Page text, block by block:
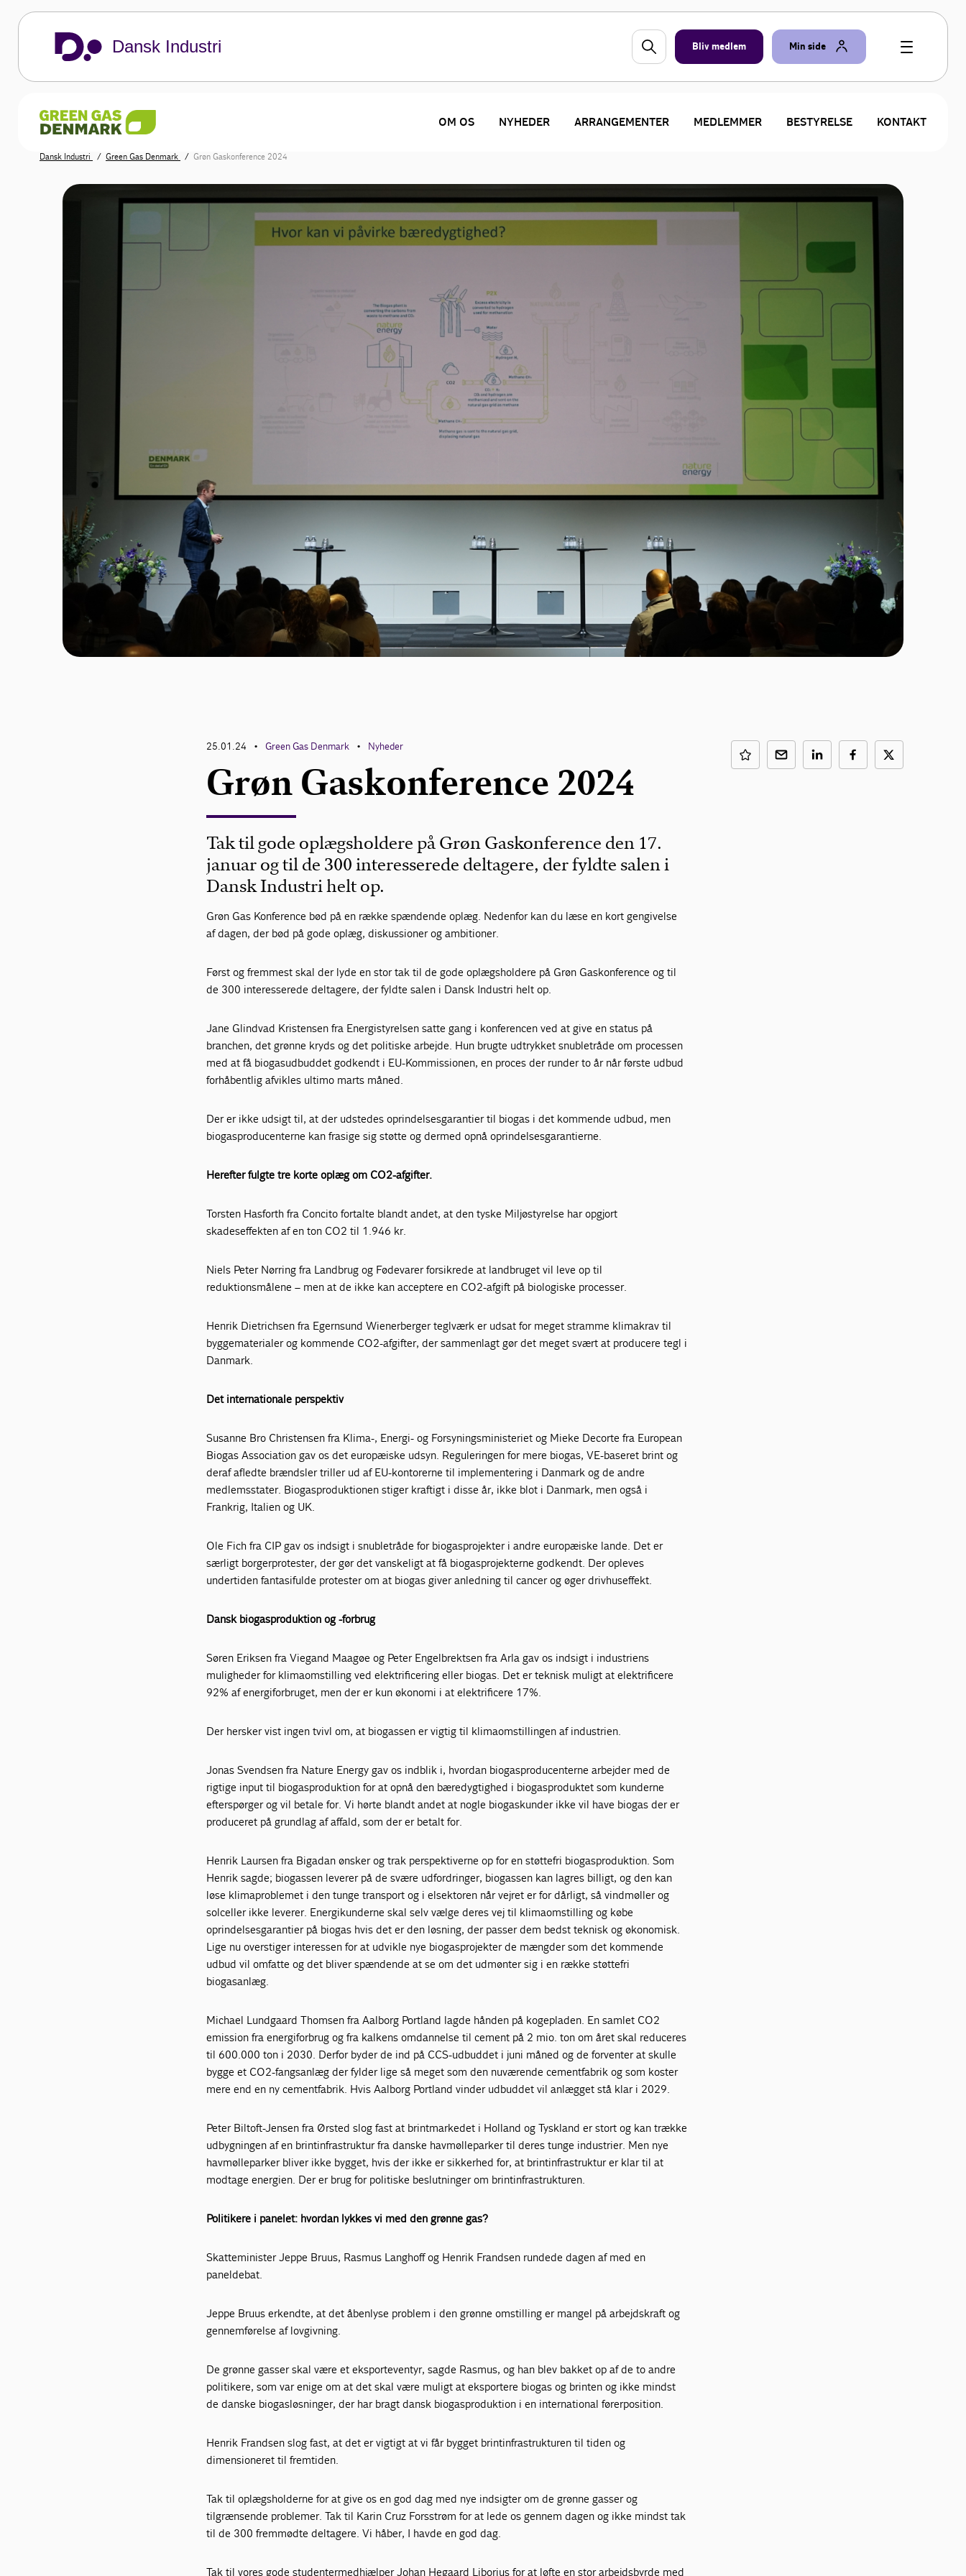
Dansk Industri Bliv medlem Min side
OM OS NYHEDER ARRANGEMENTER MEDLEMMER BESTYRELSE KONTAKT
Dansk Industri Green Gas Denmark Grøn Gaskonference 2024
25.01.24 • Green Gas Denmark • Nyheder
Grøn Gaskonference 2024
Tak til gode oplægsholdere på Grøn Gaskonference den 17.
januar og til de 300 interesserede deltagere, der fyldte salen i
Dansk Industri helt op.
Grøn Gas Konference bød på en række spændende oplæg. Nedenfor kan du læse en kort gengivelse
af dagen, der bød på gode oplæg, diskussioner og ambitioner.
Først og fremmest skal der lyde en stor tak til de gode oplægsholdere på Grøn Gaskonference og til
de 300 interesserede deltagere, der fyldte salen i Dansk Industri helt op.
Jane Glindvad Kristensen fra Energistyrelsen satte gang i konferencen ved at give en status på
branchen, det grønne kryds og det politiske arbejde. Hun brugte udtrykket snubletråde om processen
med at få biogasudbuddet godkendt i EU-Kommissionen, en proces der runder to år når første udbud
forhåbentlig afvikles ultimo marts måned.
Der er ikke udsigt til, at der udstedes oprindelsesgarantier til biogas i det kommende udbud, men
biogasproducenterne kan frasige sig støtte og dermed opnå oprindelsesgarantierne.
Herefter fulgte tre korte oplæg om CO2-afgifter.
Torsten Hasforth fra Concito fortalte blandt andet, at den tyske Miljøstyrelse har opgjort
skadeseffekten af en ton CO2 til 1.946 kr.
Niels Peter Nørring fra Landbrug og Fødevarer forsikrede at landbruget vil leve op til
reduktionsmålene – men at de ikke kan acceptere en CO2-afgift på biologiske processer.
Henrik Dietrichsen fra Egernsund Wienerberger teglværk er udsat for meget stramme klimakrav til
byggematerialer og kommende CO2-afgifter, der sammenlagt gør det meget svært at producere tegl i
Danmark.
Det internationale perspektiv
Susanne Bro Christensen fra Klima-, Energi- og Forsyningsministeriet og Mieke Decorte fra European
Biogas Association gav os det europæiske udsyn. Reguleringen for mere biogas, VE-baseret brint og
deraf afledte brændsler triller ud af EU-kontorerne til implementering i Danmark og de andre
medlemsstater. Biogasproduktionen stiger kraftigt i disse år, ikke blot i Danmark, men også i
Frankrig, Italien og UK.
Ole Fich fra CIP gav os indsigt i snubletråde for biogasprojekter i andre europæiske lande. Det er
særligt borgerprotester, der gør det vanskeligt at få biogasprojekterne godkendt. Der opleves
undertiden fantasifulde protester om at biogas giver anledning til cancer og øger drivhuseffekt.
Dansk biogasproduktion og -forbrug
Søren Eriksen fra Viegand Maagøe og Peter Engelbrektsen fra Arla gav os indsigt i industriens
muligheder for klimaomstilling ved elektrificering eller biogas. Det er teknisk muligt at elektrificere
92% af energiforbruget, men der er kun økonomi i at elektrificere 17%.
Der hersker vist ingen tvivl om, at biogassen er vigtig til klimaomstillingen af industrien.
Jonas Svendsen fra Nature Energy gav os indblik i, hvordan biogasproducenterne arbejder med de
rigtige input til biogasproduktion for at opnå den bæredygtighed i biogasproduktet som kunderne
efterspørger og vil betale for. Vi hørte blandt andet at nogle biogaskunder ikke vil have biogas der er
produceret på grundlag af affald, som der er betalt for.
Henrik Laursen fra Bigadan ønsker og trak perspektiverne op for en støttefri biogasproduktion. Som
Henrik sagde; biogassen leverer på de svære udfordringer, biogassen kan lagres billigt, og den kan
løse klimaproblemet i den tunge transport og i elsektoren når vejret er for dårligt, så vindmøller og
solceller ikke leverer. Energikunderne skal selv vælge deres vej til klimaomstilling og købe
oprindelsesgarantier på biogas hvis det er den løsning, der passer dem bedst teknisk og økonomisk.
Lige nu overstiger interessen for at udvikle nye biogasprojekter de mængder som det kommende
udbud vil omfatte og det bliver spændende at se om det udmønter sig i en række støttefri
biogasanlæg.
Michael Lundgaard Thomsen fra Aalborg Portland lagde hånden på kogepladen. En samlet CO2
emission fra energiforbrug og fra kalkens omdannelse til cement på 2 mio. ton om året skal reduceres
til 600.000 ton i 2030. Derfor byder de ind på CCS-udbuddet i juni måned og de forventer at skulle
bygge et CO2-fangsanlæg der fylder lige så meget som den nuværende cementfabrik og som koster
mere end en ny cementfabrik. Hvis Aalborg Portland vinder udbuddet vil anlægget stå klar i 2029.
Peter Biltoft-Jensen fra Ørsted slog fast at brintmarkedet i Holland og Tyskland er stort og kan trække
udbygningen af en brintinfrastruktur fra danske havmølleparker til deres tunge industrier. Men nye
havmølleparker bliver ikke bygget, hvis der ikke er sikkerhed for, at brintinfrastruktur er klar til at
modtage energien. Der er brug for politiske beslutninger om brintinfrastrukturen.
Politikere i panelet: hvordan lykkes vi med den grønne gas?
Skatteminister Jeppe Bruus, Rasmus Langhoff og Henrik Frandsen rundede dagen af med en
paneldebat.
Jeppe Bruus erkendte, at det åbenlyse problem i den grønne omstilling er mangel på arbejdskraft og
gennemførelse af lovgivning.
De grønne gasser skal være et eksporteventyr, sagde Rasmus, og han blev bakket op af de to andre
politikere, som var enige om at det skal være muligt at eksportere biogas og brinten og ikke mindst
de danske biogasløsninger, der har bragt dansk biogasproduktion i en international førerposition.
Henrik Frandsen slog fast, at det er vigtigt at vi får bygget brintinfrastrukturen til tiden og
dimensioneret til fremtiden.
Tak til oplægsholderne for at give os en god dag med nye indsigter om de grønne gasser og
tilgrænsende problemer. Tak til Karin Cruz Forsstrøm for at lede os gennem dagen og ikke mindst tak
til de 300 fremmødte deltagere. Vi håber, I havde en god dag.
Tak til vores gode studentermedhjælper Johan Hegaard Liborius for at løfte en stor arbejdsbyrde med